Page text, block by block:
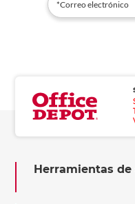
Herramientas